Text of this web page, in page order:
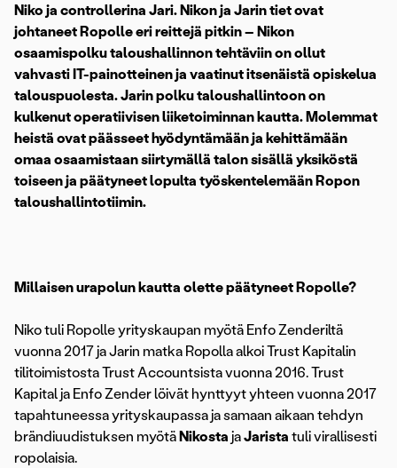
Niko ja controllerina Jari. Nikon ja Jarin tiet ovat
johtaneet Ropolle eri reittejä pitkin – Nikon
osaamispolku taloushallinnon tehtäviin on ollut
vahvasti IT-painotteinen ja vaatinut itsenäistä opiskelua
talouspuolesta. Jarin polku taloushallintoon on
kulkenut operatiivisen liiketoiminnan kautta. Molemmat
heistä ovat päässeet hyödyntämään ja kehittämään
omaa osaamistaan siirtymällä talon sisällä yksiköstä
toiseen ja päätyneet lopulta työskentelemään Ropon
taloushallintotiimin.
Millaisen urapolun kautta olette päätyneet Ropolle?
Niko tuli Ropolle yrityskaupan myötä Enfo Zenderiltä
vuonna 2017 ja Jarin matka Ropolla alkoi Trust Kapitalin
tilitoimistosta Trust Accountsista vuonna 2016. Trust
Kapital ja Enfo Zender löivät hynttyyt yhteen vuonna 2017
tapahtuneessa yrityskaupassa ja samaan aikaan tehdyn
brändiuudistuksen myötä Nikosta jaJarista tuli virallisesti
ropolaisia.